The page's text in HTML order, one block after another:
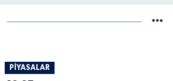
PİYASALAR